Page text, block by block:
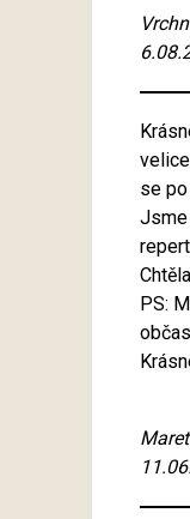
se
Jsme
PS: